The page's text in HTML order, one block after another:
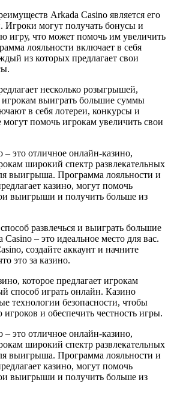
Arkada Casino является его
Игроки могут получать бонусы и
игру, что может помочь им увеличить
лояльности включает в себя
из которых предлагает свои
несколько розыгрышей,
выиграть большие суммы
в себя лотереи, конкурсы и
помочь игрокам увеличить свои
это отличное онлайн-казино,
широкий спектр развлекательных
выигрыша. Программа лояльности и
казино, могут помочь
выигрыши и получить больше из
развлечься и выиграть большие
– это идеальное место для вас.
создайте аккаунт и начните
это за казино.
которое предлагает игрокам
способ играть онлайн. Казино
технологии безопасности, чтобы
и обеспечить честность игры.
это отличное онлайн-казино,
широкий спектр развлекательных
выигрыша. Программа лояльности и
казино, могут помочь
выигрыши и получить больше из